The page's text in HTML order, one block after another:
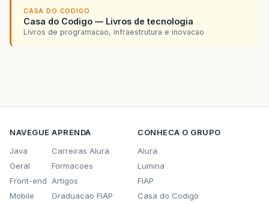
CASA DO CODIGO
Casa do Codigo — Livros de tecnologia
Livros de programacao, infraestrutura e inovacao
NAVEGUE
Java
Geral
Front-end
Mobile
APRENDA
Carreiras Alura
Formacoes
Artigos
Graduacao FIAP
CONHECA O GRUPO
Alura
Lumina
FIAP
Casa do Codigo